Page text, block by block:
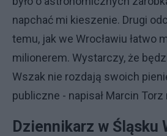
napchać mi kieszenie. Drugi
temu, jak we Wrocławiu łatwo
milionerem. Wystarczy, że
Wszak nie rozdają swoich
publiczne - napisał Marcin
Dziennikarz w Śląsku